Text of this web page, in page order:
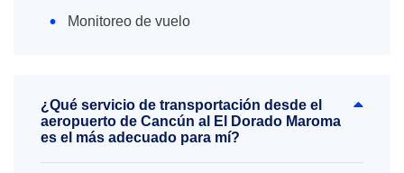
Monitoreo de vuelo
¿Qué servicio de transportación desde el
aeropuerto de Cancún al El Dorado Maroma
es el más adecuado para mí?